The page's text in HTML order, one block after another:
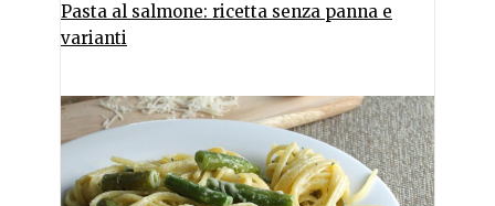
Pasta al salmone: ricetta senza panna e
varianti